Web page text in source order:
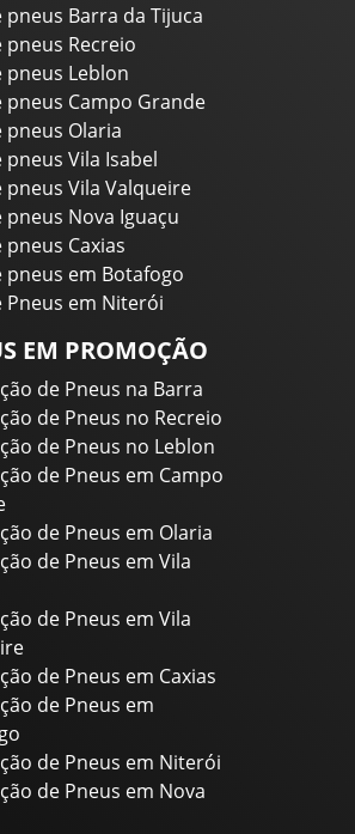
pneus Barra da Tijuca
pneus Recreio
pneus Leblon
pneus Campo Grande
pneus Olaria
pneus Vila Isabel
pneus Vila Valqueire
pneus Nova Iguaçu
pneus Caxias
pneus em Botafogo
Pneus em Niterói
EM PROMOÇÃO
de Pneus na Barra
de Pneus no Recreio
de Pneus no Leblon
de Pneus em Campo
de Pneus em Olaria
de Pneus em Vila
de Pneus em Vila
de Pneus em Caxias
de Pneus em
de Pneus em Niterói
de Pneus em Nova